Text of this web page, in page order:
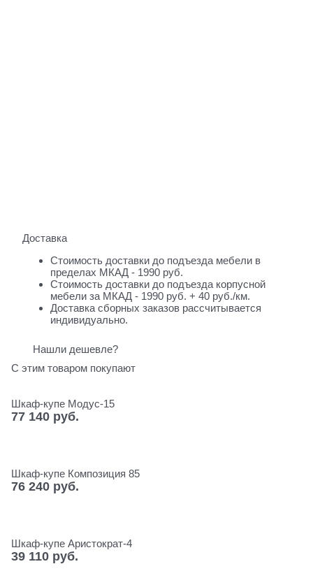
Доставка
Стоимость доставки до подъезда мебели в
пределах МКАД - 1990 руб.
Стоимость доставки до подъезда корпусной
мебели за МКАД - 1990 руб. + 40 руб./км.
Доставка сборных заказов рассчитывается
индивидуально.
Нашли дешевле?
С этим товаром покупают
Шкаф-купе Модус-15
77 140 руб.
Шкаф-купе Композиция 85
76 240 руб.
Шкаф-купе Аристократ-4
39 110 руб.